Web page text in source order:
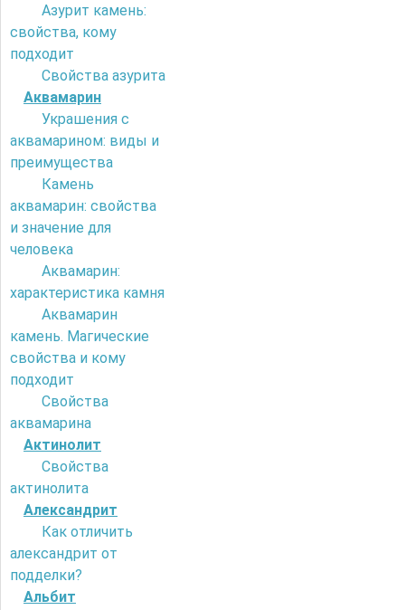
Азурит камень:
свойства, кому
подходит
Свойства азурита
Аквамарин
Украшения с
аквамарином: виды и
преимущества
Камень
аквамарин: свойства
и значение для
человека
Аквамарин:
характеристика камня
Аквамарин
камень. Магические
свойства и кому
подходит
Свойства
аквамарина
Актинолит
Свойства
актинолита
Александрит
Как отличить
александрит от
подделки?
Альбит